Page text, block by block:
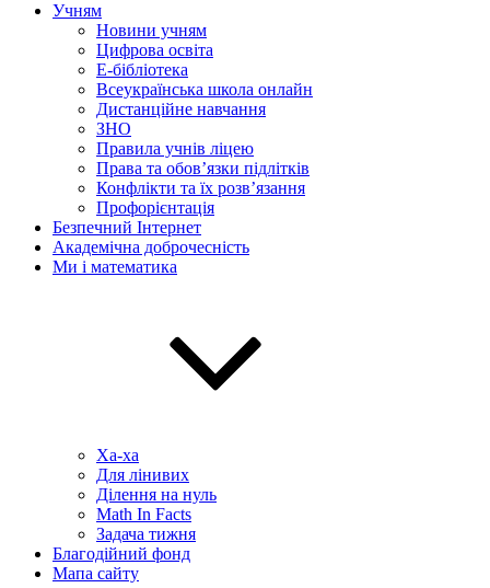
Учням
Новини учням
Цифрова освіта
E-бібліотека
Всеукраїнська школа онлайн
Дистанційне навчання
ЗНО
Правила учнів ліцею
Права та обов’язки підлітків
Конфлікти та їх розв’язання
Профорієнтація
Безпечний Інтернет
Академічна доброчесність
Ми і математика
Ха-ха
Для лінивих
Ділення на нуль
Math In Facts
Задача тижня
Благодійний фонд
Мапа сайту